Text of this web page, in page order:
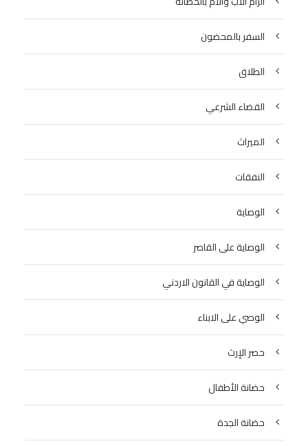
السفر بالمحضون
الطلاق
القضاء الشرعي
الميراث
النفقات
الوصاية
الوصاية على القاصر
الوصاية في القانون الاردني
الوصي على الابناء
حصر الإرث
حضانة الأطفال
حضانة الجدة